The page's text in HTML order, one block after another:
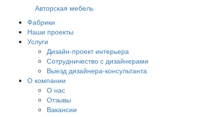
Авторская мебель
Фабрики
Наши проекты
Услуги
Дизайн-проект интерьера
Сотрудничество с дизайнерами
Выезд дизайнера-консультанта
О компании
О нас
Отзывы
Вакансии